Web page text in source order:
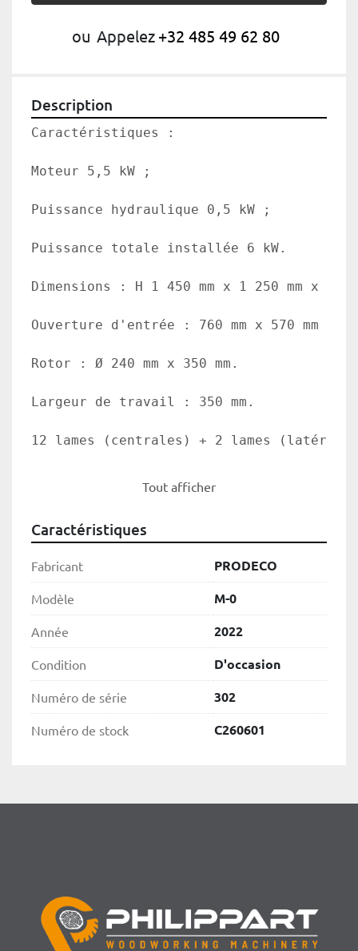
ou Appelez +32 485 49 62 80
Description
Caractéristiques :
Moteur 5,5 kW ;
Puissance hydraulique 0,5 kW ;
Puissance totale installée 6 kW.
Dimensions : H 1 450 mm x 1 250 mm x
Ouverture d'entrée : 760 mm x 570 mm ;
Rotor : Ø 240 mm x 350 mm.
Largeur de travail : 350 mm.
12 lames (centrales) + 2 lames
Tout afficher
Caractéristiques
Fabricant PRODECO
Modèle M-0
Année 2022
Condition D'occasion
Numéro de série 302
Numéro de stock C260601